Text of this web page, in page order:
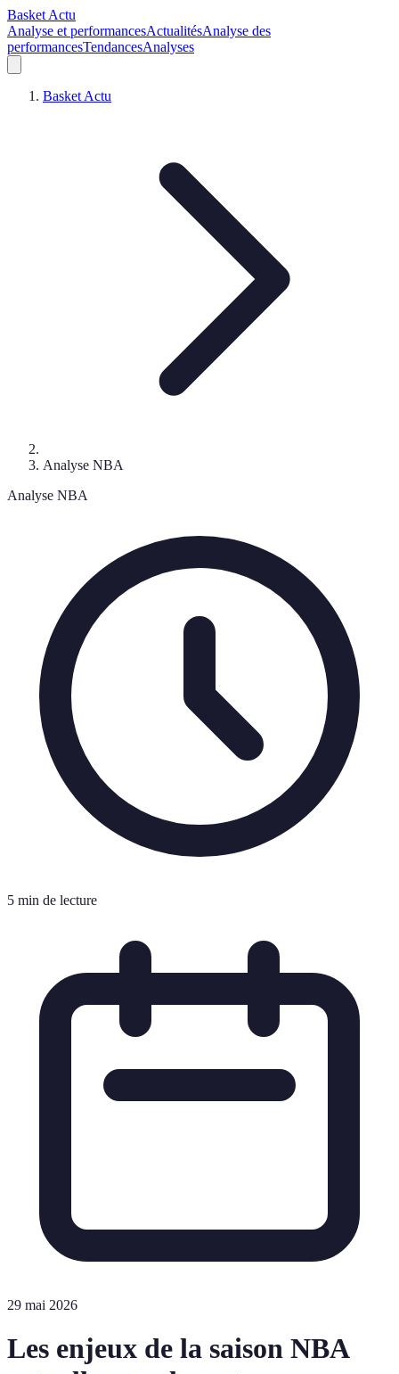
Basket Actu
Analyse et performancesActualitésAnalyse des
performancesTendancesAnalyses
Basket Actu
Analyse NBA
Analyse NBA
5 min de lecture
29 mai 2026
Les enjeux de la saison NBA